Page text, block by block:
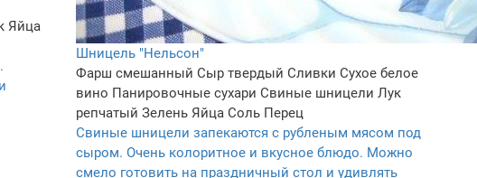
Яйца
Шницель "Нельсон"
Фарш смешанный Сыр твердый Сливки Сухое белое
вино Панировочные сухари Свиные шницели Лук
репчатый Зелень Яйца Соль Перец
Свиные шницели запекаются с рубленым мясом под
сыром. Очень колоритное и вкусное блюдо. Можно
смело готовить на праздничный стол и удивлять